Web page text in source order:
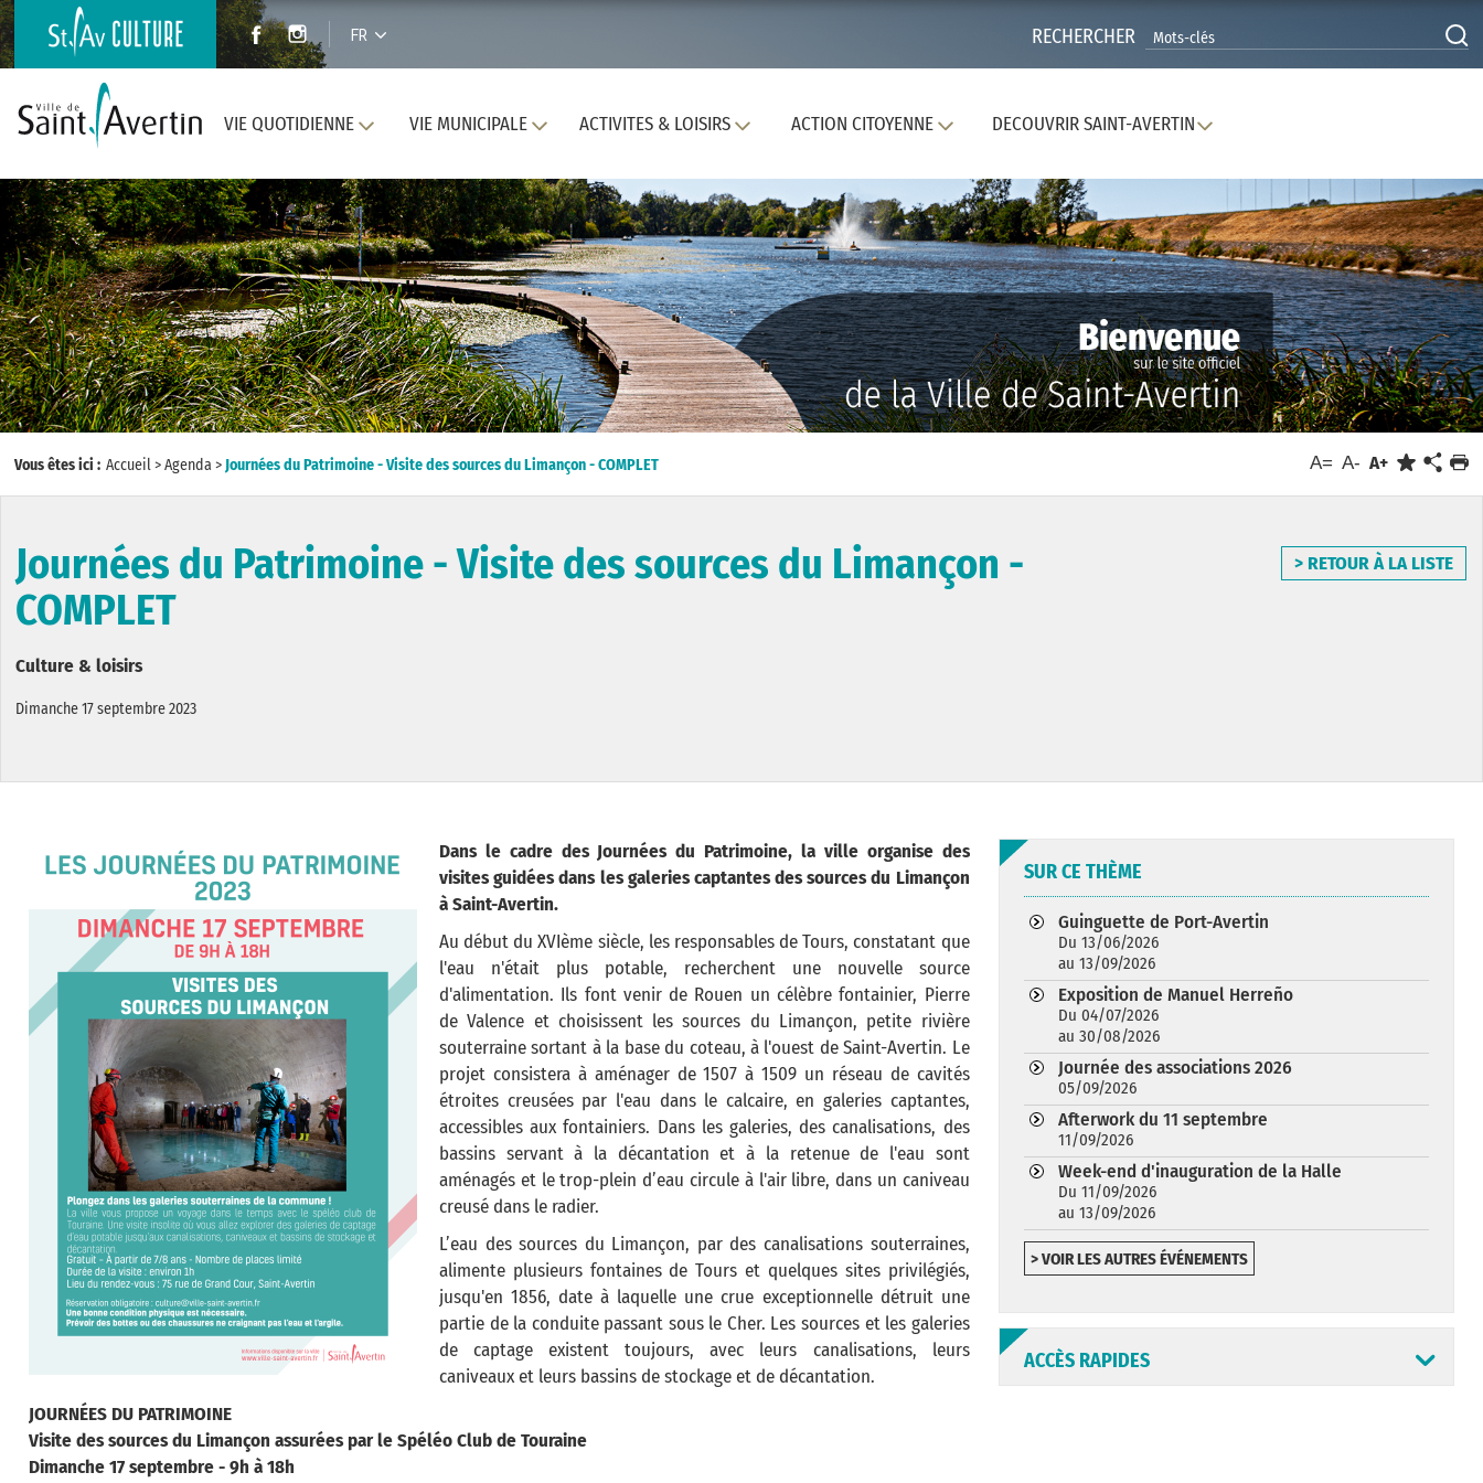
FR RECHERCHER
VIE QUOTIDIENNE VIE MUNICIPALE ACTIVITES & LOISIRS ACTION CITOYENNE DECOUVRIR SAINT-AVERTIN
Vous êtes ici : Accueil>Agenda> Journées du Patrimoine - Visite des sources du Limançon - COMPLET A= A- A+
Journées du Patrimoine - Visite des sources du Limançon -
COMPLET
> RETOUR À LA LISTE
Culture & loisirs
Dimanche 17 septembre 2023
Dans le cadre des Journées du Patrimoine, la ville organise des
visites guidées dans les galeries captantes des sources du Limançon
à Saint-Avertin.
Au début du XVIème siècle, les responsables de Tours, constatant que
l'eau n'était plus potable, recherchent une nouvelle source
d'alimentation. Ils font venir de Rouen un célèbre fontainier, Pierre
de Valence et choisissent les sources du Limançon, petite rivière
souterraine sortant à la base du coteau, à l'ouest de Saint-Avertin. Le
projet consistera à aménager de 1507 à 1509 un réseau de cavités
étroites creusées par l'eau dans le calcaire, en galeries captantes,
accessibles aux fontainiers. Dans les galeries, des canalisations, des
bassins servant à la décantation et à la retenue de l'eau sont
aménagés et le trop-plein d’eau circule à l'air libre, dans un caniveau
creusé dans le radier.
L’eau des sources du Limançon, par des canalisations souterraines,
alimente plusieurs fontaines de Tours et quelques sites privilégiés,
jusqu'en 1856, date à laquelle une crue exceptionnelle détruit une
partie de la conduite passant sous le Cher. Les sources et les galeries
de captage existent toujours, avec leurs canalisations, leurs
caniveaux et leurs bassins de stockage et de décantation.
JOURNÉES DU PATRIMOINE
Visite des sources du Limançon assurées par le Spéléo Club de Touraine
Dimanche 17 septembre - 9h à 18h
SUR CE THÈME
Guinguette de Port-Avertin
Du 13/06/2026
au 13/09/2026
Exposition de Manuel Herreño
Du 04/07/2026
au 30/08/2026
Journée des associations 2026
05/09/2026
Afterwork du 11 septembre
11/09/2026
Week-end d'inauguration de la Halle
Du 11/09/2026
au 13/09/2026
> VOIR LES AUTRES ÉVÉNEMENTS
ACCÈS RAPIDES